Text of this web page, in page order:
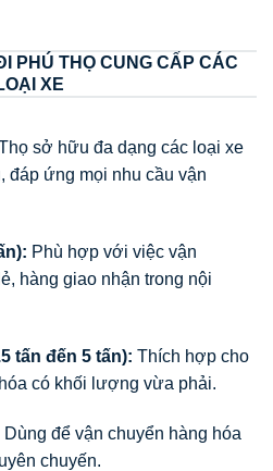
PHÚ THỌ CUNG CẤP CÁC
XE
sở hữu đa dạng các loại xe
đáp ứng mọi nhu cầu vận
Phù hợp với việc vận
hàng giao nhận trong nội
tấn đến 5 tấn): Thích hợp cho
có khối lượng vừa phải.
Dùng để vận chuyển hàng hóa
chuyến.